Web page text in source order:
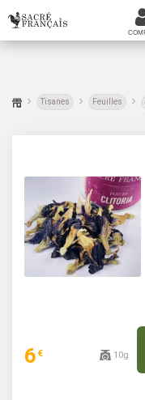
Tisanes Feuilles
6 € 10g